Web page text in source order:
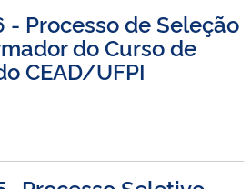
Processo de Seleção
do Curso de
CEAD/UFPI